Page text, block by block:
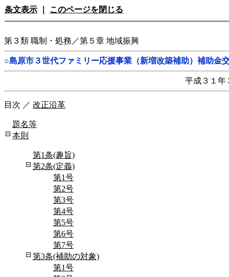
条文表示 このページを閉じる
第３類 職制・処務／第５章 地域振興
○島原市３世代ファミリー応援事業（新増改築補助）補助金
平成３１年
目次 ／ 改正沿革
題名等
本則
第1条(趣旨)
第2条(定義)
第1号
第2号
第3号
第4号
第5号
第6号
第7号
第3条(補助の対象)
第1号